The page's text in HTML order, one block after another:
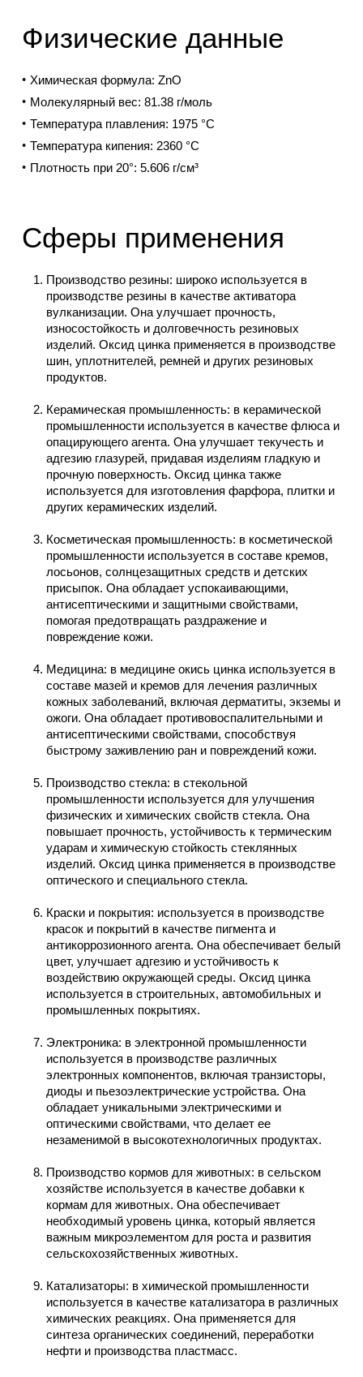
Физические данные
Химическая формула: ZnO
Молекулярный вес: 81.38 г/моль
Температура плавления: 1975 °C
Температура кипения: 2360 °C
Плотность при 20°: 5.606 г/см³
Сферы применения
Производство резины: широко используется в
производстве резины в качестве активатора
вулканизации. Она улучшает прочность,
износостойкость и долговечность резиновых
изделий. Оксид цинка применяется в производстве
шин, уплотнителей, ремней и других резиновых
продуктов.
Керамическая промышленность: в керамической
промышленности используется в качестве флюса и
опацирующего агента. Она улучшает текучесть и
адгезию глазурей, придавая изделиям гладкую и
прочную поверхность. Оксид цинка также
используется для изготовления фарфора, плитки и
других керамических изделий.
Косметическая промышленность: в косметической
промышленности используется в составе кремов,
лосьонов, солнцезащитных средств и детских
присыпок. Она обладает успокаивающими,
антисептическими и защитными свойствами,
помогая предотвращать раздражение и
повреждение кожи.
Медицина: в медицине окись цинка используется в
составе мазей и кремов для лечения различных
кожных заболеваний, включая дерматиты, экземы и
ожоги. Она обладает противовоспалительными и
антисептическими свойствами, способствуя
быстрому заживлению ран и повреждений кожи.
Производство стекла: в стекольной
промышленности используется для улучшения
физических и химических свойств стекла. Она
повышает прочность, устойчивость к термическим
ударам и химическую стойкость стеклянных
изделий. Оксид цинка применяется в производстве
оптического и специального стекла.
Краски и покрытия: используется в производстве
красок и покрытий в качестве пигмента и
антикоррозионного агента. Она обеспечивает белый
цвет, улучшает адгезию и устойчивость к
воздействию окружающей среды. Оксид цинка
используется в строительных, автомобильных и
промышленных покрытиях.
Электроника: в электронной промышленности
используется в производстве различных
электронных компонентов, включая транзисторы,
диоды и пьезоэлектрические устройства. Она
обладает уникальными электрическими и
оптическими свойствами, что делает ее
незаменимой в высокотехнологичных продуктах.
Производство кормов для животных: в сельском
хозяйстве используется в качестве добавки к
кормам для животных. Она обеспечивает
необходимый уровень цинка, который является
важным микроэлементом для роста и развития
сельскохозяйственных животных.
Катализаторы: в химической промышленности
используется в качестве катализатора в различных
химических реакциях. Она применяется для
синтеза органических соединений, переработки
нефти и производства пластмасс.